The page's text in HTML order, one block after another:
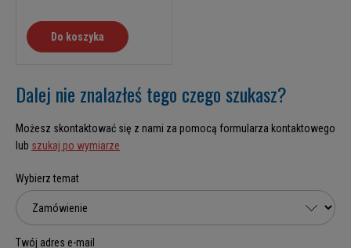
Do koszyka
Dalej nie znalazłeś tego czego szukasz?
Możesz skontaktować się z nami za pomocą formularza kontaktowego
lub szukaj po wymiarze